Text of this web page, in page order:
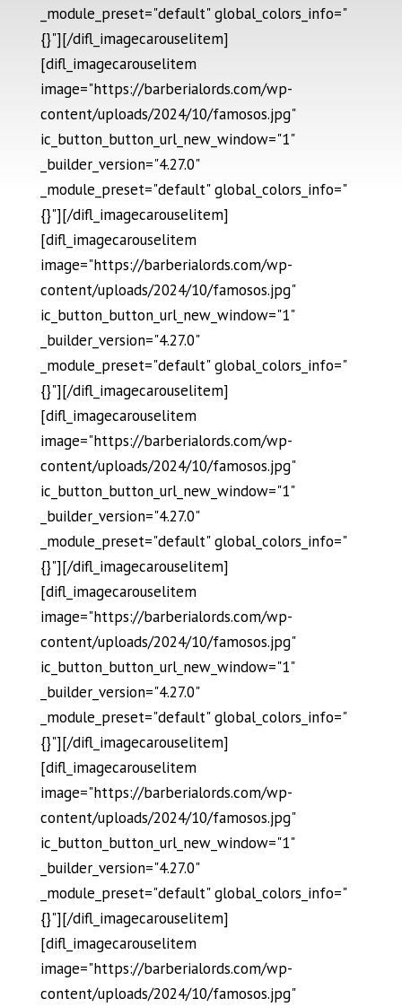
_module_preset="default" global_colors_info="
{}"][/difl_imagecarouselitem]
[difl_imagecarouselitem
image="https://barberialords.com/wp-
content/uploads/2024/10/famosos.jpg"
ic_button_button_url_new_window="1"
_builder_version="4.27.0"
_module_preset="default" global_colors_info="
{}"][/difl_imagecarouselitem]
[difl_imagecarouselitem
image="https://barberialords.com/wp-
content/uploads/2024/10/famosos.jpg"
ic_button_button_url_new_window="1"
_builder_version="4.27.0"
_module_preset="default" global_colors_info="
{}"][/difl_imagecarouselitem]
[difl_imagecarouselitem
image="https://barberialords.com/wp-
content/uploads/2024/10/famosos.jpg"
ic_button_button_url_new_window="1"
_builder_version="4.27.0"
_module_preset="default" global_colors_info="
{}"][/difl_imagecarouselitem]
[difl_imagecarouselitem
image="https://barberialords.com/wp-
content/uploads/2024/10/famosos.jpg"
ic_button_button_url_new_window="1"
_builder_version="4.27.0"
_module_preset="default" global_colors_info="
{}"][/difl_imagecarouselitem]
[difl_imagecarouselitem
image="https://barberialords.com/wp-
content/uploads/2024/10/famosos.jpg"
ic_button_button_url_new_window="1"
_builder_version="4.27.0"
_module_preset="default" global_colors_info="
{}"][/difl_imagecarouselitem]
[difl_imagecarouselitem
image="https://barberialords.com/wp-
content/uploads/2024/10/famosos.jpg"